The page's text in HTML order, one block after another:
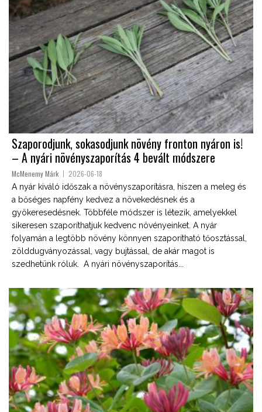
Szaporodjunk, sokasodjunk növény fronton nyáron is!
– A nyári növényszaporítás 4 bevált módszere
McMenemy Márk 2026-06-18
A nyár kiváló időszak a növényszaporításra, hiszen a meleg és
a bőséges napfény kedvez a növekedésnek és a
gyökeresedésnek. Többféle módszer is létezik, amelyekkel
sikeresen szaporíthatjuk kedvenc növényeinket. A nyár
folyamán a legtöbb növény könnyen szaporítható tőosztással,
zölddugványozással, vagy bujtással, de akár magot is
szedhetünk róluk. A nyári növényszaporítás...